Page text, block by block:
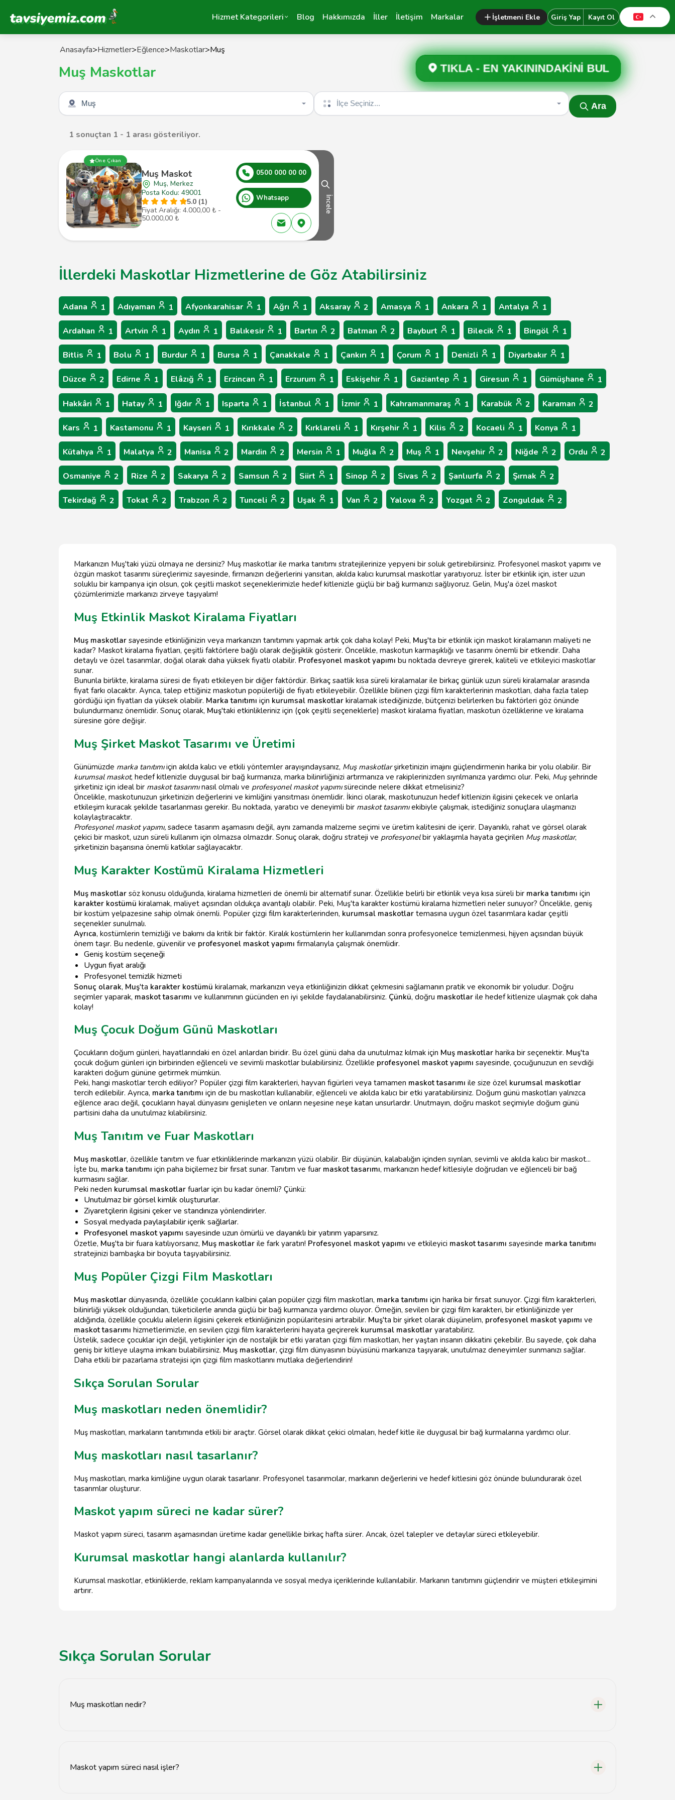
Tavsiyemiz Anasayfa Hizmet Kategorileri Blog Hakkımızda İller İletişim Markalar İşletmeni Ekle Giriş Yap Kayıt Ol
Anasayfa>Hizmetler>Eğlence>Maskotlar>Muş
Muş Maskotlar TIKLA -EN YAKININDAKİNİ BUL
Şehir seçin İlçe seçin
Ara
1 sonuçtan 1 - 1 arası gösteriliyor.
Öne Çıkan
Muş Maskot
Muş, Merkez
Posta Kodu: 49001
5.0 (1)
Fiyat Aralığı: 4.000,00 ₺ -
50.000,00 ₺
0500 000 00 00
Whatsapp İncele
İllerdeki Maskotlar Hizmetlerine de Göz Atabilirsiniz
Adana 1 Adıyaman 1 Afyonkarahisar 1 Ağrı 1 Aksaray 2 Amasya 1 Ankara 1 Antalya 1
Ardahan 1 Artvin 1 Aydın 1 Balıkesir 1 Bartın 2 Batman 2 Bayburt 1 Bilecik 1 Bingöl 1
Bitlis 1 Bolu 1 Burdur 1 Bursa 1 Çanakkale 1 Çankırı 1 Çorum 1 Denizli 1 Diyarbakır 1
Düzce 2 Edirne 1 Elâzığ 1 Erzincan 1 Erzurum 1 Eskişehir 1 Gaziantep 1 Giresun 1 Gümüşhane 1
Hakkâri 1 Hatay 1 Iğdır 1 Isparta 1 İstanbul 1 İzmir 1 Kahramanmaraş 1 Karabük 2 Karaman 2
Kars 1 Kastamonu 1 Kayseri 1 Kırıkkale 2 Kırklareli 1 Kırşehir 1 Kilis 2 Kocaeli 1 Konya 1
Kütahya 1 Malatya 2 Manisa 2 Mardin 2 Mersin 1 Muğla 2 Muş 1 Nevşehir 2 Niğde 2 Ordu 2
Osmaniye 2 Rize 2 Sakarya 2 Samsun 2 Siirt 1 Sinop 2 Sivas 2 Şanlıurfa 2 Şırnak 2
Tekirdağ 2 Tokat 2 Trabzon 2 Tunceli 2 Uşak 1 Van 2 Yalova 2 Yozgat 2 Zonguldak 2
Markanızın Muş'taki yüzü olmaya ne dersiniz? Muş maskotlar ile marka tanıtımı stratejilerinize yepyeni bir soluk getirebilirsiniz. Profesyonel maskot yapımı ve
özgün maskot tasarımı süreçlerimiz sayesinde, firmanızın değerlerini yansıtan, akılda kalıcı kurumsal maskotlar yaratıyoruz. İster bir etkinlik için, ister uzun
soluklu bir kampanya için olsun, çok çeşitli maskot seçeneklerimizle hedef kitlenizle güçlü bir bağ kurmanızı sağlıyoruz. Gelin, Muş'a özel maskot
çözümlerimizle markanızı zirveye taşıyalım!
Muş Etkinlik Maskot Kiralama Fiyatları
Muş maskotlar sayesinde etkinliğinizin veya markanızın tanıtımını yapmak artık çok daha kolay! Peki, Muş'ta bir etkinlik için maskot kiralamanın maliyeti ne
kadar? Maskot kiralama fiyatları, çeşitli faktörlere bağlı olarak değişiklik gösterir. Öncelikle, maskotun karmaşıklığı ve tasarımı önemli bir etkendir. Daha
detaylı ve özel tasarımlar, doğal olarak daha yüksek fiyatlı olabilir. Profesyonel maskot yapımı bu noktada devreye girerek, kaliteli ve etkileyici maskotlar
sunar.
Bununla birlikte, kiralama süresi de fiyatı etkileyen bir diğer faktördür. Birkaç saatlik kısa süreli kiralamalar ile birkaç günlük uzun süreli kiralamalar arasında
fiyat farkı olacaktır. Ayrıca, talep ettiğiniz maskotun popülerliği de fiyatı etkileyebilir. Özellikle bilinen çizgi film karakterlerinin maskotları, daha fazla talep
gördüğü için fiyatları da yüksek olabilir. Marka tanıtımı için kurumsal maskotlar kiralamak istediğinizde, bütçenizi belirlerken bu faktörleri göz önünde
bulundurmanız önemlidir. Sonuç olarak, Muş'taki etkinlikleriniz için (çok çeşitli seçeneklerle) maskot kiralama fiyatları, maskotun özelliklerine ve kiralama
süresine göre değişir.
Muş Şirket Maskot Tasarımı ve Üretimi
Günümüzde marka tanıtımıiçin akılda kalıcı ve etkili yöntemler arayışındaysanız, Muş maskotlarşirketinizin imajını güçlendirmenin harika bir yolu olabilir. Bir
kurumsal maskot, hedef kitlenizle duygusal bir bağ kurmanıza, marka bilinirliğinizi artırmanıza ve rakiplerinizden sıyrılmanıza yardımcı olur. Peki, Muşşehrinde
şirketiniz için ideal bir maskot tasarımınasıl olmalı ve profesyonel maskot yapımısürecinde nelere dikkat etmelisiniz?
Öncelikle, maskotunuzun şirketinizin değerlerini ve kimliğini yansıtması önemlidir. İkinci olarak, maskotunuzun hedef kitlenizin ilgisini çekecek ve onlarla
etkileşim kuracak şekilde tasarlanması gerekir. Bu noktada, yaratıcı ve deneyimli bir maskot tasarımıekibiyle çalışmak, istediğiniz sonuçlara ulaşmanızı
kolaylaştıracaktır.
Profesyonel maskot yapımı, sadece tasarım aşamasını değil, aynı zamanda malzeme seçimi ve üretim kalitesini de içerir. Dayanıklı, rahat ve görsel olarak
çekici bir maskot, uzun süreli kullanım için olmazsa olmazdır. Sonuç olarak, doğru strateji ve profesyonelbir yaklaşımla hayata geçirilen Muş maskotlar,
şirketinizin başarısına önemli katkılar sağlayacaktır.
Muş Karakter Kostümü Kiralama Hizmetleri
Muş maskotlar söz konusu olduğunda, kiralama hizmetleri de önemli bir alternatif sunar. Özellikle belirli bir etkinlik veya kısa süreli bir marka tanıtımı için
karakter kostümü kiralamak, maliyet açısından oldukça avantajlı olabilir. Peki, Muş'ta karakter kostümü kiralama hizmetleri neler sunuyor? Öncelikle, geniş
bir kostüm yelpazesine sahip olmak önemli. Popüler çizgi film karakterlerinden, kurumsal maskotlar temasına uygun özel tasarımlara kadar çeşitli
seçenekler sunulmalı.
Ayrıca, kostümlerin temizliği ve bakımı da kritik bir faktör. Kiralık kostümlerin her kullanımdan sonra profesyonelce temizlenmesi, hijyen açısından büyük
önem taşır. Bu nedenle, güvenilir ve profesyonel maskot yapımı firmalarıyla çalışmak önemlidir.
Geniş kostüm seçeneği
Uygun fiyat aralığı
Profesyonel temizlik hizmeti
Sonuç olarak, Muş'ta karakter kostümü kiralamak, markanızın veya etkinliğinizin dikkat çekmesini sağlamanın pratik ve ekonomik bir yoludur. Doğru
seçimler yaparak, maskot tasarımı ve kullanımının gücünden en iyi şekilde faydalanabilirsiniz. Çünkü, doğru maskotlar ile hedef kitlenize ulaşmak çok daha
kolay!
Muş Çocuk Doğum Günü Maskotları
Çocukların doğum günleri, hayatlarındaki en özel anlardan biridir. Bu özel günü daha da unutulmaz kılmak için Muş maskotlar harika bir seçenektir. Muş'ta
çocuk doğum günleri için birbirinden eğlenceli ve sevimli maskotlar bulabilirsiniz. Özellikle profesyonel maskot yapımı sayesinde, çocuğunuzun en sevdiği
karakteri doğum gününe getirmek mümkün.
Peki, hangi maskotlar tercih ediliyor? Popüler çizgi film karakterleri, hayvan figürleri veya tamamen maskot tasarımı ile size özel kurumsal maskotlar
tercih edilebilir. Ayrıca, marka tanıtımı için de bu maskotları kullanabilir, eğlenceli ve akılda kalıcı bir etki yaratabilirsiniz. Doğum günü maskotları yalnızca
eğlence aracı değil, çocukların hayal dünyasını genişleten ve onların neşesine neşe katan unsurlardır. Unutmayın, doğru maskot seçimiyle doğum günü
partisini daha da unutulmaz kılabilirsiniz.
Muş Tanıtım ve Fuar Maskotları
Muş maskotlar, özellikle tanıtım ve fuar etkinliklerinde markanızın yüzü olabilir. Bir düşünün, kalabalığın içinden sıyrılan, sevimli ve akılda kalıcı bir maskot...
İşte bu, marka tanıtımı için paha biçilemez bir fırsat sunar. Tanıtım ve fuar maskot tasarımı, markanızın hedef kitlesiyle doğrudan ve eğlenceli bir bağ
kurmasını sağlar.
Peki neden kurumsal maskotlar fuarlar için bu kadar önemli? Çünkü:
Unutulmaz bir görsel kimlik oluştururlar.
Ziyaretçilerin ilgisini çeker ve standınıza yönlendirirler.
Sosyal medyada paylaşılabilir içerik sağlarlar.
Profesyonel maskot yapımı sayesinde uzun ömürlü ve dayanıklı bir yatırım yaparsınız.
Özetle, Muş'ta bir fuara katılıyorsanız, Muş maskotlar ile fark yaratın! Profesyonel maskot yapımı ve etkileyici maskot tasarımı sayesinde marka tanıtımı
stratejinizi bambaşka bir boyuta taşıyabilirsiniz.
Muş Popüler Çizgi Film Maskotları
Muş maskotlar dünyasında, özellikle çocukların kalbini çalan popüler çizgi film maskotları, marka tanıtımı için harika bir fırsat sunuyor. Çizgi film karakterleri,
bilinirliği yüksek olduğundan, tüketicilerle anında güçlü bir bağ kurmanıza yardımcı oluyor. Örneğin, sevilen bir çizgi film karakteri, bir etkinliğinizde yer
aldığında, özellikle çocuklu ailelerin ilgisini çekerek etkinliğinizin popülaritesini artırabilir. Muş'ta bir şirket olarak düşünelim, profesyonel maskot yapımı ve
maskot tasarımı hizmetlerimizle, en sevilen çizgi film karakterlerini hayata geçirerek kurumsal maskotlar yaratabiliriz.
Üstelik, sadece çocuklar için değil, yetişkinler için de nostaljik bir etki yaratan çizgi film maskotları, her yaştan insanın dikkatini çekebilir. Bu sayede, çok daha
geniş bir kitleye ulaşma imkanı bulabilirsiniz. Muş maskotlar, çizgi film dünyasının büyüsünü markanıza taşıyarak, unutulmaz deneyimler sunmanızı sağlar.
Daha etkili bir pazarlama stratejisi için çizgi film maskotlarını mutlaka değerlendirin!
Sıkça Sorulan Sorular
Muş maskotları neden önemlidir?
Muş maskotları, markaların tanıtımında etkili bir araçtır. Görsel olarak dikkat çekici olmaları, hedef kitle ile duygusal bir bağ kurmalarına yardımcı olur.
Muş maskotları nasıl tasarlanır?
Muş maskotları, marka kimliğine uygun olarak tasarlanır. Profesyonel tasarımcılar, markanın değerlerini ve hedef kitlesini göz önünde bulundurarak özel
tasarımlar oluşturur.
Maskot yapım süreci ne kadar sürer?
Maskot yapım süreci, tasarım aşamasından üretime kadar genellikle birkaç hafta sürer. Ancak, özel talepler ve detaylar süreci etkileyebilir.
Kurumsal maskotlar hangi alanlarda kullanılır?
Kurumsal maskotlar, etkinliklerde, reklam kampanyalarında ve sosyal medya içeriklerinde kullanılabilir. Markanın tanıtımını güçlendirir ve müşteri etkileşimini
artırır.
Sıkça Sorulan Sorular
Muş maskotları nedir?
Maskot yapım süreci nasıl işler?